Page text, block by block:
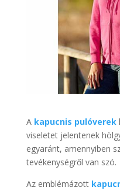
A kapucnis pulóverek
viseletet jelentenek
egyaránt, amennyiben
tevékenységről van szó.
Az emblémázott